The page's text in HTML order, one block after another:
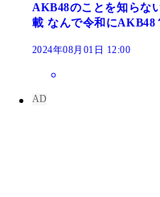
AKB48のことを知らな
載 なんで令和にAKB48
2024年08月01日 12:00